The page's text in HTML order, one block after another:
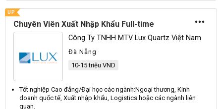
UP
Chuyên Viên Xuất Nhập Khẩu Full-time
Công Ty TNHH MTV Lux Quartz Việt Nam
Đà Nẵng
10-15 triệu VND
Tốt nghiệp Cao đẳng/Đại học các ngành:Ngoạithương, Kinh
doanh quốc tế, Xuất nhập khẩu, Logistics hoặc các ngành liên
quan.